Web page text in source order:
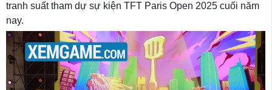
tranh suất tham dự sự kiện TFT Paris Open 2025 cuối năm
nay.